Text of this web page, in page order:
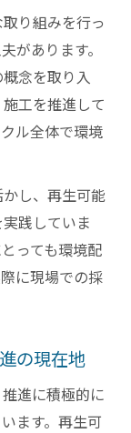
り組みを行っ
があります。
念を取り入
工を推進して
ル全体で環境
し、再生可能
践していま
っても環境配
に現場での採
の現在地
進に積極的に
ます。再生可